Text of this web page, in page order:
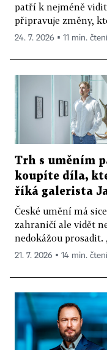
patří k nejméně
připravuje změny,
24. 7. 2026 ▪ 11 min. čtení
Trh s uměním
koupíte díla,
říká galerista
České umění má
zahraničí ale vidět
nedokážou prosadit.
21. 7. 2026 ▪ 14 min. čtení